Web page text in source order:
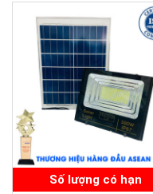
SẢN PHẨM CHẤT
Số lượng có hạn